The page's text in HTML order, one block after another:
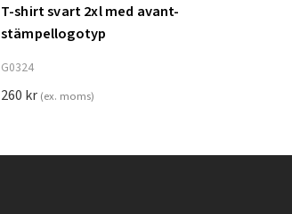
Lägg till i varukorg
T-shirt svart 2xl med avant-
stämpellogotyp
G0324
260 kr (ex. moms)